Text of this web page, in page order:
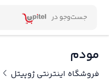
مودم
فروشگاه اینترنتی ژوپیتل